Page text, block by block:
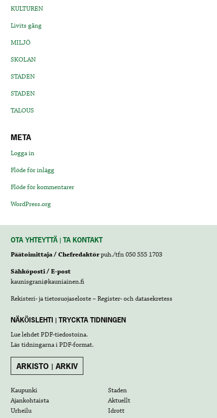
KULTUREN
Livits gång
MILJÖ
SKOLAN
STADEN
STADEN
TALOUS
META
Logga in
Flöde för inlägg
Flöde för kommentarer
WordPress.org
OTA YHTEYTTÄ | TA KONTAKT
Päätoimittaja / Chefredaktörpuh./tfn 050 555 1703
Sähköposti / E-post
kaunisgrani@kauniainen.fi
Rekisteri- ja tietosuojaseloste – Register- och datasekretess
NÄKÖISLEHTI | TRYCKTA TIDNINGEN
Lue lehdetPDF-tiedostoina.
Läs tidningarna iPDF-format.
ARKISTO | ARKIV
Kaupunki
Staden
Ajankohtaista
Aktuellt
Urheilu
Idrott